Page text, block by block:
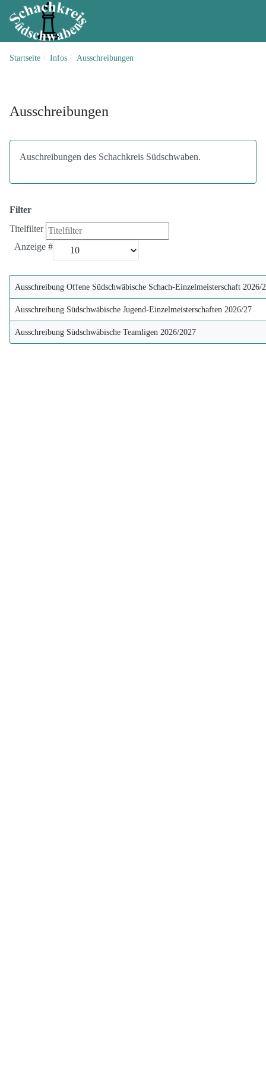
Startseite Infos Ausschreibungen
Ausschreibungen
Auschreibungen des Schachkreis Südschwaben.
Filter
Titelfilter
Anzeige #
Ausschreibung Offene Südschwäbische Schach-Einzelmeisterschaft 2026/
Ausschreibung Südschwäbische Jugend-Einzelmeisterschaften 2026/27
Ausschreibung Südschwäbische Teamligen 2026/2027